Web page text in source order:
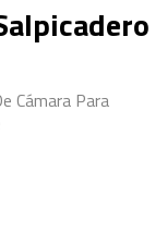
Cámara Para